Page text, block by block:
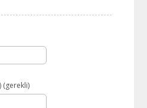
(gerekli)